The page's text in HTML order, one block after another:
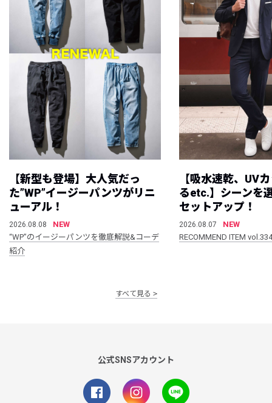
【新型も登場】大人気だっ
た”WP”イージーパンツがリニ
ューアル！
2026.08.08
NEW
“WP”のイージーパンツを徹底解説&コーデ
紹介
【吸水速乾、UV
るetc.】シーンを
セットアップ！
2026.08.07
NEW
RECOMMEND ITEM vol.334
すべて見る
公式SNSアカウント